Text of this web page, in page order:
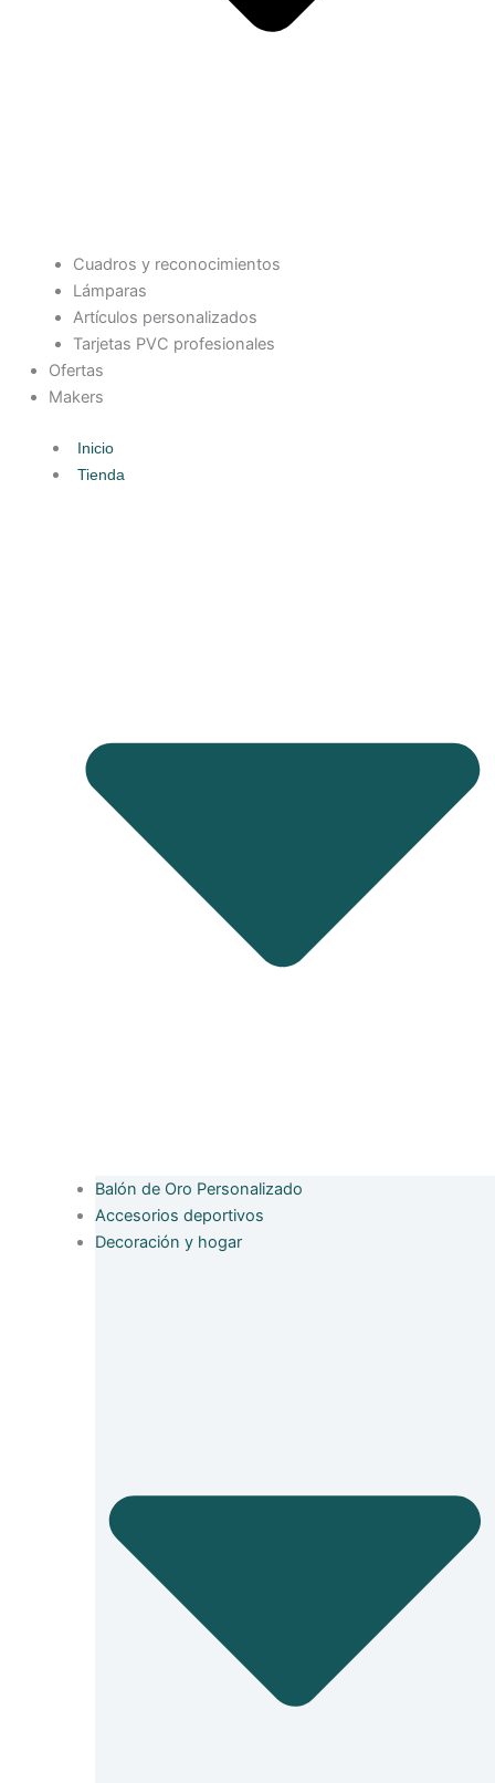
Cuadros y reconocimientos
Lámparas
Artículos personalizados
Tarjetas PVC profesionales
Ofertas
Makers
Inicio
Tienda
Balón de Oro Personalizado
Accesorios deportivos
Decoración y hogar